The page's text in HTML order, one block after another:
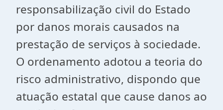
responsabilização civil do Estado
por danos morais causados na
prestação de serviços à sociedade.
O ordenamento adotou a teoria do
risco administrativo, dispondo que
atuação estatal que cause danos ao